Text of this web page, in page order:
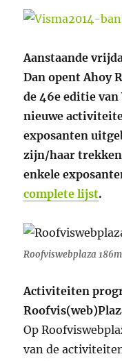
Aanstaande
Dan opent Ahoy
de 46e editie
nieuwe
exposanten
zijn/haar
enkele
complete lijst.
Roofviswebplaza
Activiteiten
Op
van de